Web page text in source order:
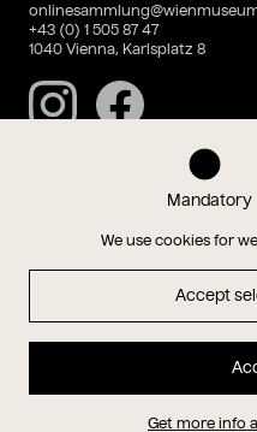
Mandatory
We use cookies for
Accept
Get more info
+43 (0) 1 505 87 47
1040 Vienna, Karlsplatz 8
InstagramFacebook
Magazin
Hauptseite
Imprint